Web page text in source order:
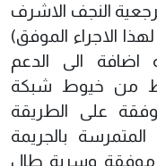
النجف الاشرف
الاجراء الموفق)
اضافة الى الدعم
من خيوط شبكة
على الطريقة
بالجريمة
موفقة وسرية طال